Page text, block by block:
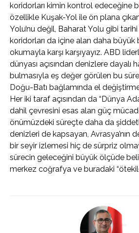
koridorları kimin kontrol edeceğine
özellikle Kuşak-Yol ile ön plana
Yolu’nu değil, Baharat Yolu gibi
koridorları da içine alan daha
okumayla karşı karşıyayız. ABD
dünyası açısından denizlere dayalı
bulmasıyla eş değer görülen bu
Doğu-Batı bağlamında el
Her iki taraf açısından da “Dünya
dahil çevresini esas alan güç
önümüzdeki süreçte daha da
denizleri de kapsayan, Avrasya’nın
bir seyir izlemesi hiç de sürpriz
sürecin geleceğini büyük ölçüde
merkez coğrafya ve buradaki